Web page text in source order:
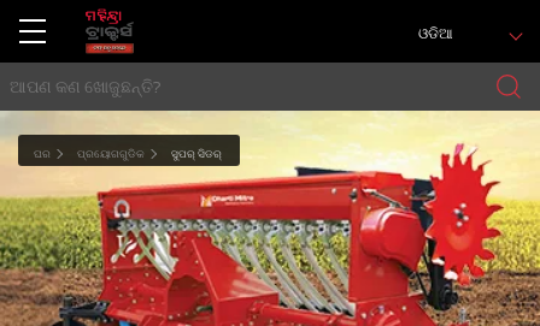
ଓଡିଆ
ଘର ପ୍ରୟୋଗଗୁଡିକ ସୁପର୍ ସିଡର୍